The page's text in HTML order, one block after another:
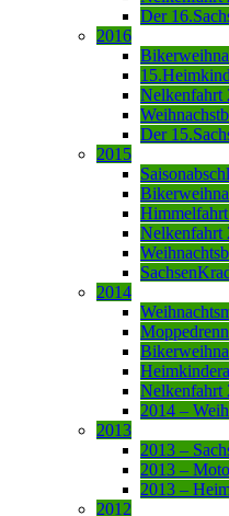
Der
2016
Nelkenfahrt
Der
2015
Nelkenfahrt
2014
Nelkenfahrt
2014 –
2013
2013 –
2013 –
2013 –
2012